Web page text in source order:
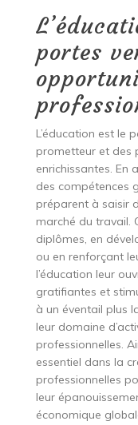
portes
L’éducation est le
prometteur et des
enrichissantes. En
des compétences
préparent à saisir
marché du travail.
diplômes, en
ou en renforçant
l’éducation leur
gratifiantes et
à un éventail plus
leur domaine
professionnelles.
essentiel dans la
professionnelles
leur
économique